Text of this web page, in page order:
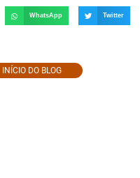
WhatsApp Twitter
INÍCIO DO BLOG